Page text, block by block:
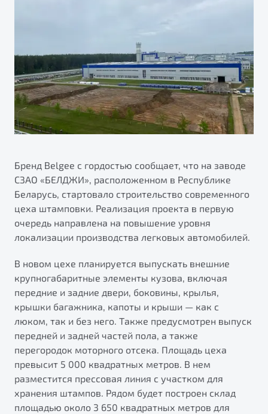
от 2 219 990 ₽*
Обзор В наличии
S50
от 1 699 990 ₽*
Обзор В наличии
X70
Страхование
Расчет КАСКО
автомобиля Belgee
Подробно
Автомобили в наличии
Тест-драйв
Автокредит
Спецпредложения
Belgee Линк
Belgee Клуб
Belgee Плюс
Реферальная программа
Помощь на дорогах
Будьте еще более уверены на дорогах с программой
"Помощь на дорогах"
Преимущества программы
Бренд Belgee с гордостью сообщает, что на заводе
СЗАО «БЕЛДЖИ», расположенном в Республике
Беларусь, стартовало строительство современного
цеха штамповки. Реализация проекта в первую
очередь направлена на повышение уровня
локализации производства легковых автомобилей.
В новом цехе планируется выпускать внешние
крупногабаритные элементы кузова, включая
передние и задние двери, боковины, крылья,
крышки багажника, капоты и крыши — как с
люком, так и без него. Также предусмотрен выпуск
передней и задней частей пола, а также
перегородок моторного отсека. Площадь цеха
превысит 5 000 квадратных метров. В нем
разместится прессовая линия с участком для
хранения штампов. Рядом будет построен склад
площадью около 3 650 квадратных метров для